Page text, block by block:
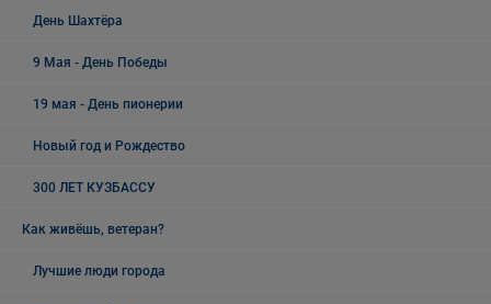
День Шахтёра
9 Мая - День Победы
19 мая - День пионерии
Новый год и Рождество
300 ЛЕТ КУЗБАССУ
Как живёшь, ветеран?
Лучшие люди города